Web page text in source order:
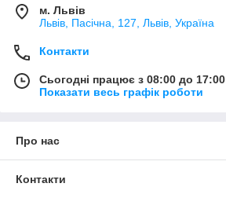
м. Львів
Львів, Пасічна, 127, Львів, Україна
Контакти
Сьогодні працює з 08:00 до 17:00
Показати весь графік роботи
Про нас
Контакти